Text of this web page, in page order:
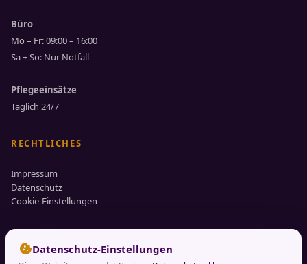
Büro
Mo – Fr: 09:00 – 16:00
Sa + So: Nur Notfall
Pflegeeinsätze
Täglich 24/7
RECHTLICHES
Impressum
Datenschutz
Cookie-Einstellungen
cookieDatenschutz-Einstellungen